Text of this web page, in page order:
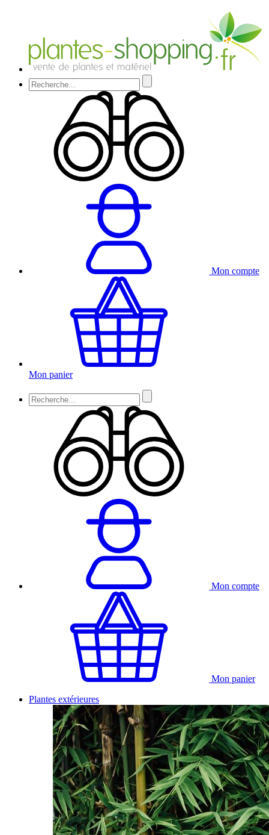
Mon compte
Mon panier
Mon compte
Mon panier
Plantes extérieures